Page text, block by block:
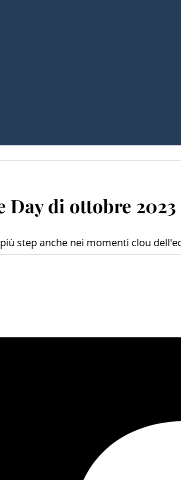
di ottobre 2023
step anche nei momenti clou